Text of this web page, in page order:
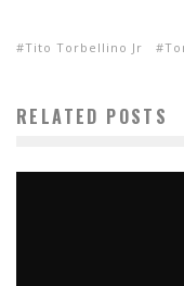
Tito Torbellino Jr
RELATED POSTS